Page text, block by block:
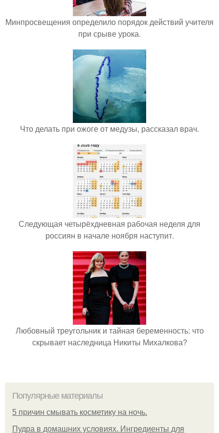
Минпросвещения определило порядок действий учителя
при срыве урока.
Что делать при ожоге от медузы, рассказал врач.
Следующая четырёхдневная рабочая неделя для
россиян в начале ноября наступит.
Любовный треугольник и тайная беременность: что
скрывает наследница Никиты Михалкова?
Популярные материалы
5 причин смывать косметику на ночь.
Пудра в домашних условиях. Ингредиенты для